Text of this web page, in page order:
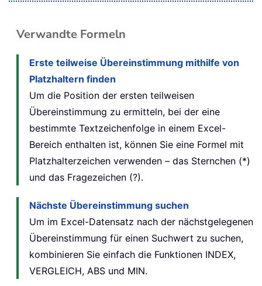
Verwandte Formeln
Erste teilweise Übereinstimmung mithilfe von
Platzhaltern finden
Um die Position der ersten teilweisen
Übereinstimmung zu ermitteln, bei der eine
bestimmte Textzeichenfolge in einem Excel-
Bereich enthalten ist, können Sie eine Formel mit
Platzhalterzeichen verwenden – das Sternchen (*)
und das Fragezeichen (?).
Nächste Übereinstimmung suchen
Um im Excel-Datensatz nach der nächstgelegenen
Übereinstimmung für einen Suchwert zu suchen,
kombinieren Sie einfach die Funktionen INDEX,
VERGLEICH, ABS und MIN.